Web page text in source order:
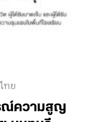
ทย
ณ์ความสูญ